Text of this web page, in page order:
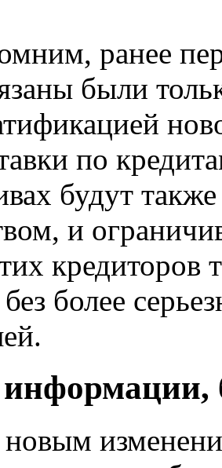
ранее
были
по
будут
и
кредиторов
более